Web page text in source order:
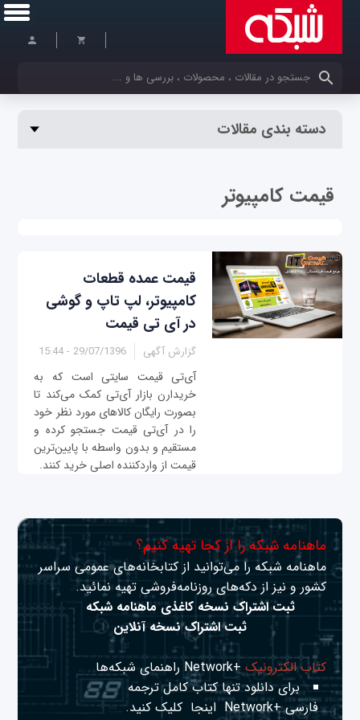
کلمات کلیدی خود را وارد کنید
دسته بندی مقالات
قیمت کامپیوتر
قیمت عمده قطعات
کامپیوتر، لپ تاپ و گوشی
در آی تی قیمت
گزارش آگهی 29/07/1396 - 15:44
آی‌تی قیمت سایتی است که به
خریدارن بازار آی‌تی کمک می‌کند تا
بصورت رایگان کالاهای مورد نظر خود
را در آی‌تی قیمت جستجو کرده و
مستقیم و بدون واسطه با پایین‌ترین
قیمت از واردکننده اصلی خرید کنند.
ماهنامه شبکه را از کجا تهیه کنیم؟
ماهنامه شبکه را می‌توانید از کتابخانه‌های عمومی سراسر
کشور و نیز از دکه‌های روزنامه‌فروشی تهیه نمائید.
ثبت اشتراک نسخه کاغذی ماهنامه شبکه
ثبت اشتراک نسخه آنلاین
کتاب الکترونیک+Network راهنمای شبکه‌ها
برای دانلود تنها کتاب کامل ترجمه
فارسی +Network
اینجا کلیک کنید.